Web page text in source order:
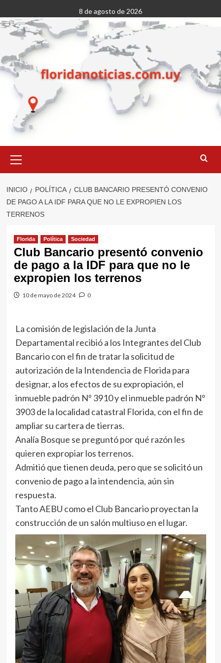
al
contenido
8 de agosto de 2026
primario
INICIO POLÍTICA
CLUB BANCARIO PRESENTÓ CONVENIO
DE PAGO A LA IDF PARA QUE NO LE EXPROPIEN LOS
TERRENOS
Florida Política Sociedad
Club Bancario presentó convenio
de pago a la IDF para que no le
expropien los terrenos
10 de mayo de 2024 0
La comisión de legislación de la Junta
Departamental recibió a los Integrantes del Club
Bancario con el fin de tratar la solicitud de
autorización de la Intendencia de Florida para
designar, a los efectos de su expropiación, el
inmueble padrón Nº 3910 y el inmueble padrón Nº
3903 de la localidad catastral Florida, con el fin de
ampliar su cartera de tierras.
Analía Bosque se preguntó por qué razón les
quieren expropiar los terrenos.
Admitió que tienen deuda, pero que se solicitó un
convenio de pago a la intendencia, aún sin
respuesta.
Tanto AEBU como el Club Bancario proyectan la
construcción de un salón multiuso en el lugar.